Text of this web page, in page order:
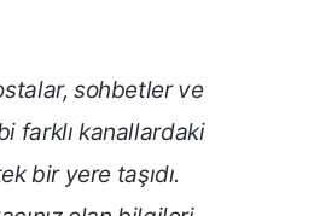
sohbetler ve
farklı kanallardaki
bir yere taşıdı.